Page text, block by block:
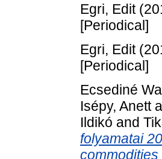
Egri, Edit
[Periodical]
Egri, Edit
[Periodical]
Ecsediné
Isépy, Anett
Ildikó and
folyamatai
commodities